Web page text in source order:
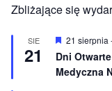
Zbliżające się
SIE
21
W
r
ó
21 sierpnia
Dni
Medyczna